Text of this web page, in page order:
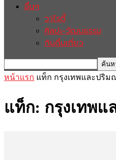
อื่นๆ
วาไรตี้
ศิลปะ-วัฒนธรรม
กินดื่มเที่ยว
หน้าแรก แท็ก กรุงเทพและปริ
แท็ก: กรุงเทพ